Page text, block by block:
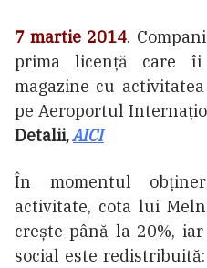
7 martie 2014.
prima licență care îi
magazine cu
pe Aeroportul
Detalii,AICI
În momentul
activitate, cota lui
crește până la 20%,
social este